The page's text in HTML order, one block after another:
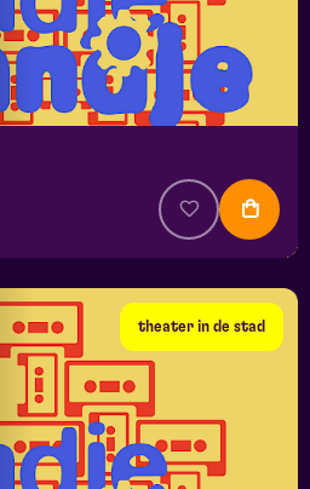
theater in de stad